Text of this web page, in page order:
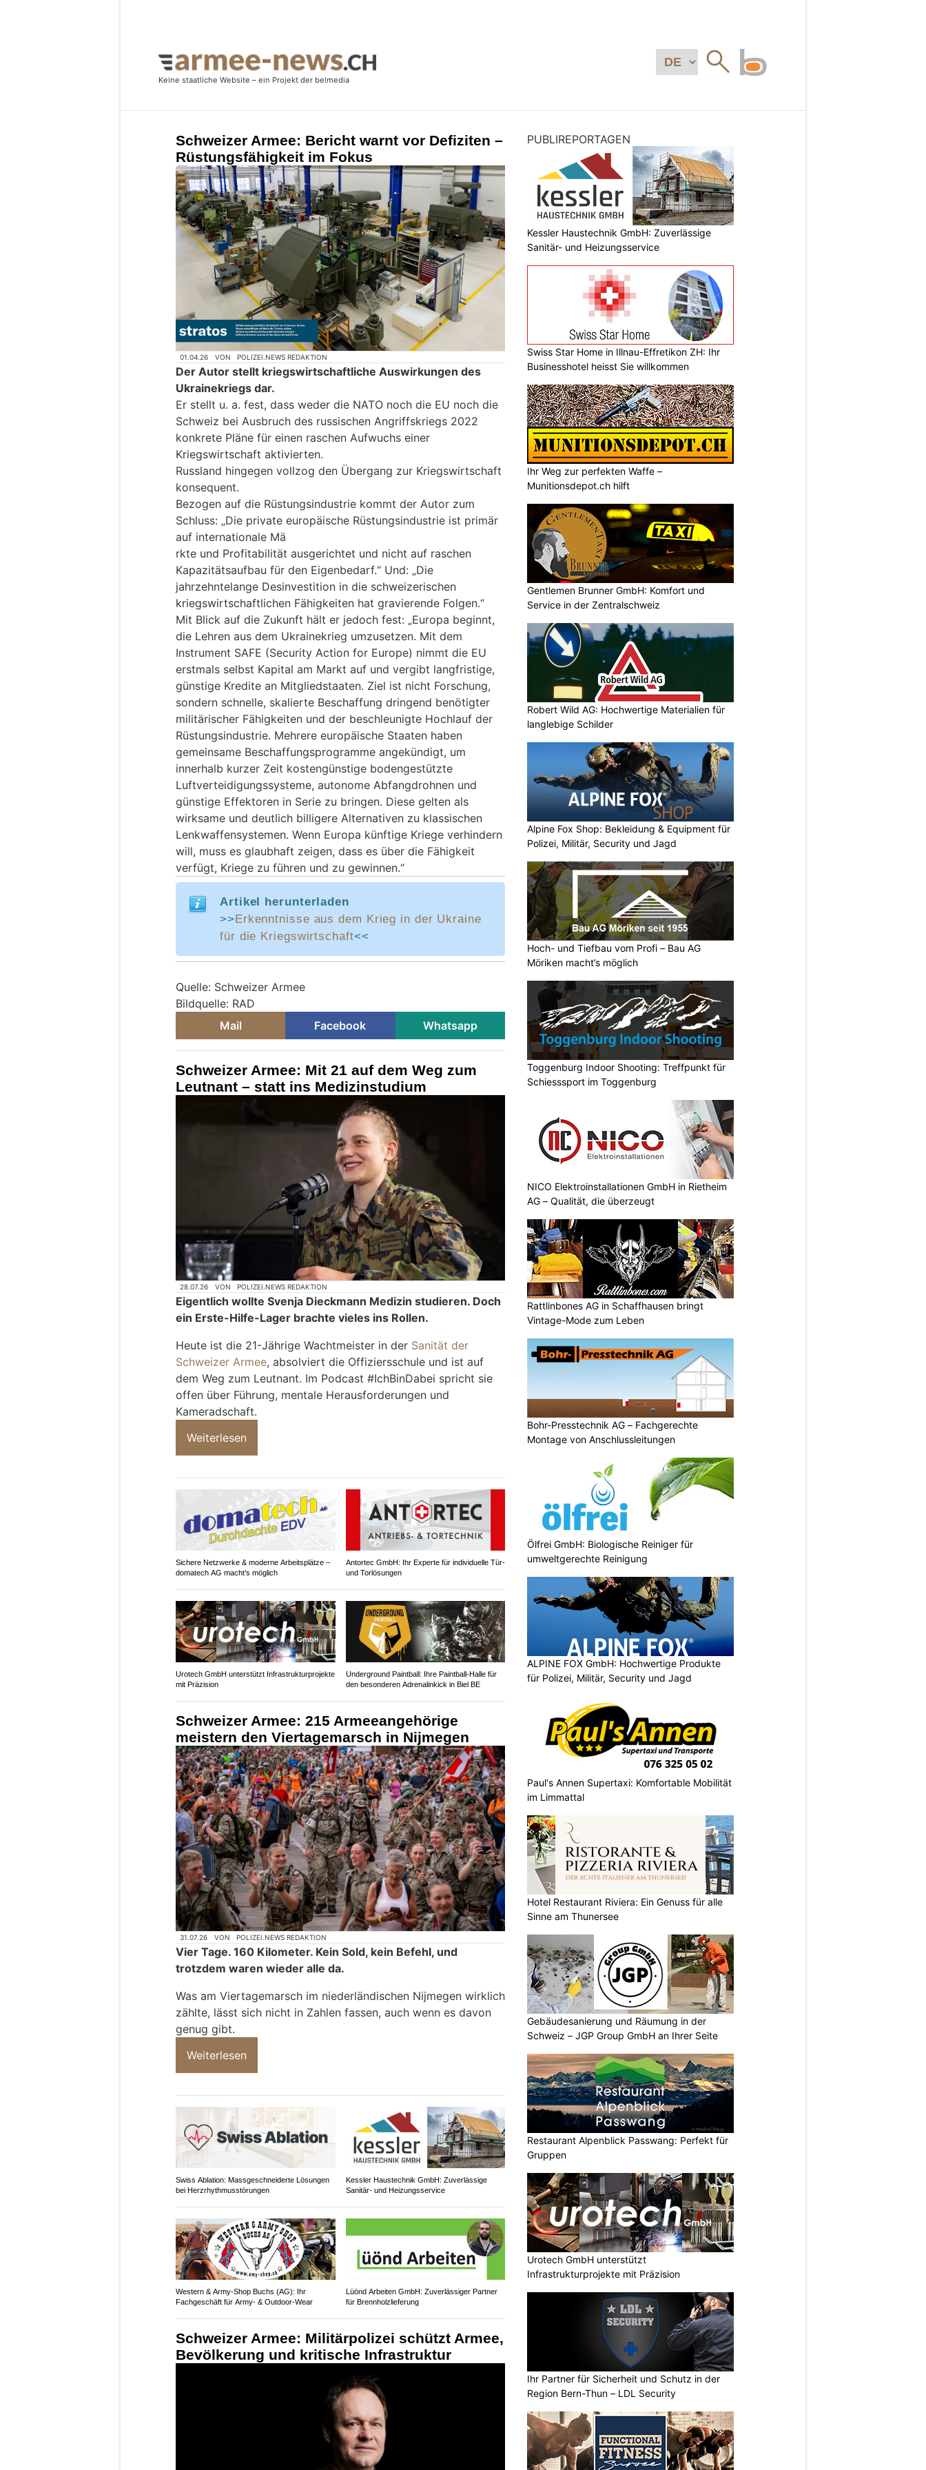
Schweizer Armee: Bericht warnt vor Defiziten –
Rüstungsfähigkeit im Fokus
01.04.26 VON POLIZEI.NEWS REDAKTION
Der Autor stellt kriegswirtschaftliche Auswirkungen des
Ukrainekriegs dar.
Er stellt u. a. fest, dass weder die NATO noch die EU noch die
Schweiz bei Ausbruch des russischen Angriffskriegs 2022
konkrete Pläne für einen raschen Aufwuchs einer
Kriegswirtschaft aktivierten.
Russland hingegen vollzog den Übergang zur Kriegswirtschaft
konsequent.
Bezogen auf die Rüstungsindustrie kommt der Autor zum
Schluss: „Die private europäische Rüstungsindustrie ist primär
auf internationale Mä
rkte und Profitabilität ausgerichtet und nicht auf raschen
Kapazitätsaufbau für den Eigenbedarf.“ Und: „Die
jahrzehntelange Desinvestition in die schweizerischen
kriegswirtschaftlichen Fähigkeiten hat gravierende Folgen.“
Mit Blick auf die Zukunft hält er jedoch fest: „Europa beginnt,
die Lehren aus dem Ukrainekrieg umzusetzen. Mit dem
Instrument SAFE (Security Action for Europe) nimmt die EU
erstmals selbst Kapital am Markt auf und vergibt langfristige,
günstige Kredite an Mitgliedstaaten. Ziel ist nicht Forschung,
sondern schnelle, skalierte Beschaffung dringend benötigter
militärischer Fähigkeiten und der beschleunigte Hochlauf der
Rüstungsindustrie. Mehrere europäische Staaten haben
gemeinsame Beschaffungsprogramme angekündigt, um
innerhalb kurzer Zeit kostengünstige bodengestützte
Luftverteidigungssysteme, autonome Abfangdrohnen und
günstige Effektoren in Serie zu bringen. Diese gelten als
wirksame und deutlich billigere Alternativen zu klassischen
Lenkwaffensystemen. Wenn Europa künftige Kriege verhindern
will, muss es glaubhaft zeigen, dass es über die Fähigkeit
verfügt, Kriege zu führen und zu gewinnen.“
Artikel herunterladen
>> Erkenntnisse aus dem Krieg in der Ukraine
für die Kriegswirtschaft<<
Quelle: Schweizer Armee
Bildquelle: RAD
Mail
Facebook Whatsapp
Schweizer Armee: Mit 21 auf dem Weg zum
Leutnant – statt ins Medizinstudium
28.07.26 VON POLIZEI.NEWS REDAKTION
Eigentlich wollte Svenja Dieckmann Medizin studieren. Doch
ein Erste-Hilfe-Lager brachte vieles ins Rollen.
Heute ist die 21-Jährige Wachtmeister in der Sanität der
Schweizer Armee, absolviert die Offiziersschule und ist auf
dem Weg zum Leutnant. Im Podcast #IchBinDabei spricht sie
offen über Führung, mentale Herausforderungen und
Kameradschaft.
Weiterlesen
Sichere Netzwerke & moderne Arbeitsplätze –
domatech AG macht’s möglich
Antortec GmbH: Ihr Experte für individuelle Tür-
und Torlösungen
Urotech GmbH unterstützt Infrastrukturprojekte
mit Präzision
Underground Paintball: Ihre Paintball-Halle für
den besonderen Adrenalinkick in Biel BE
Schweizer Armee: 215 Armeeangehörige
meistern den Viertagemarsch in Nijmegen
31.07.26 VON POLIZEI.NEWS REDAKTION
Vier Tage. 160 Kilometer. Kein Sold, kein Befehl, und
trotzdem waren wieder alle da.
Was am Viertagemarsch im niederländischen Nijmegen wirklich
zählte, lässt sich nicht in Zahlen fassen, auch wenn es davon
genug gibt.
Weiterlesen
Swiss Ablation: Massgeschneiderte Lösungen
bei Herzrhythmusstörungen
Kessler Haustechnik GmbH: Zuverlässige
Sanitär- und Heizungsservice
Western & Army-Shop Buchs (AG): Ihr
Fachgeschäft für Army- & Outdoor-Wear
Lüönd Arbeiten GmbH: Zuverlässiger Partner
für Brennholzlieferung
Schweizer Armee: Militärpolizei schützt Armee,
Bevölkerung und kritische Infrastruktur
PUBLIREPORTAGEN
Kessler Haustechnik GmbH: Zuverlässige
Sanitär- und Heizungsservice
Swiss Star Home in Illnau-Effretikon ZH: Ihr
Businesshotel heisst Sie willkommen
Ihr Weg zur perfekten Waffe –
Munitionsdepot.ch hilft
Gentlemen Brunner GmbH: Komfort und
Service in der Zentralschweiz
Robert Wild AG: Hochwertige Materialien für
langlebige Schilder
Alpine Fox Shop: Bekleidung & Equipment für
Polizei, Militär, Security und Jagd
Hoch- und Tiefbau vom Profi – Bau AG
Möriken macht’s möglich
Toggenburg Indoor Shooting: Treffpunkt für
Schiesssport im Toggenburg
NICO Elektroinstallationen GmbH in Rietheim
AG – Qualität, die überzeugt
Rattlinbones AG in Schaffhausen bringt
Vintage-Mode zum Leben
Bohr-Presstechnik AG – Fachgerechte
Montage von Anschlussleitungen
Ölfrei GmbH: Biologische Reiniger für
umweltgerechte Reinigung
ALPINE FOX GmbH: Hochwertige Produkte
für Polizei, Militär, Security und Jagd
Paul's Annen Supertaxi: Komfortable Mobilität
im Limmattal
Hotel Restaurant Riviera: Ein Genuss für alle
Sinne am Thunersee
Gebäudesanierung und Räumung in der
Schweiz – JGP Group GmbH an Ihrer Seite
Restaurant Alpenblick Passwang: Perfekt für
Gruppen
Urotech GmbH unterstützt
Infrastrukturprojekte mit Präzision
Ihr Partner für Sicherheit und Schutz in der
Region Bern-Thun – LDL Security